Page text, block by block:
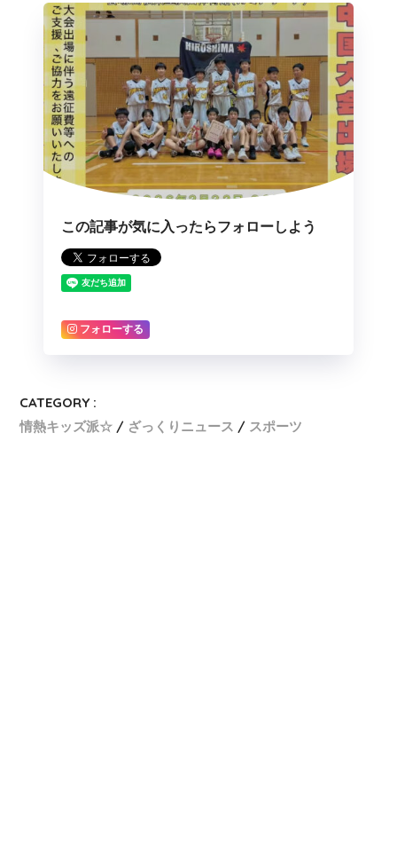
この記事が気に入ったらフォローしよう
フォローする
CATEGORY :
情熱キッズ派☆
ざっくりニュース スポーツ